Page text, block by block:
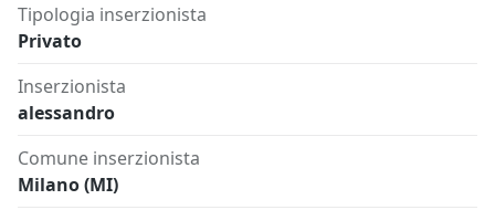
Tipologia inserzionista
Privato
Inserzionista
alessandro
Comune inserzionista
Milano (MI)